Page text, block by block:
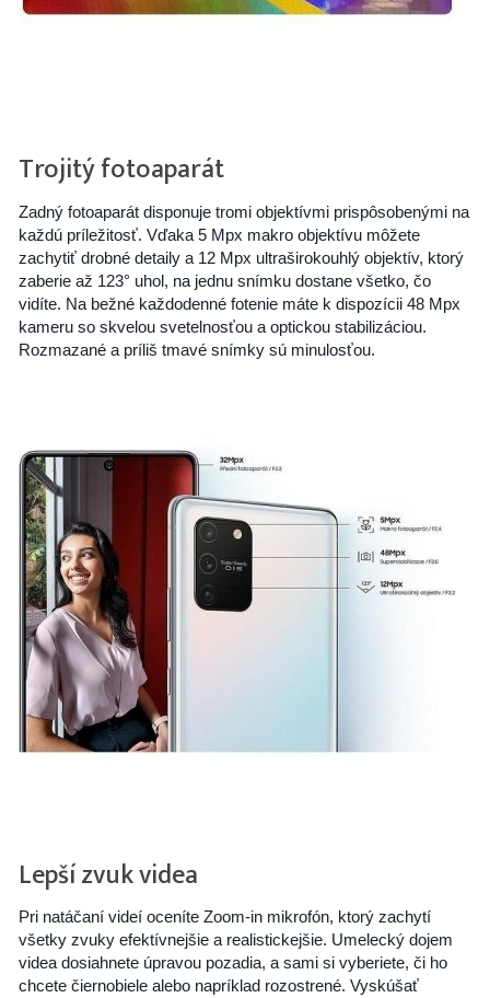
Trojitý fotoaparát
Zadný fotoaparát disponuje tromi objektívmi prispôsobenými na
každú príležitosť. Vďaka 5 Mpx makro objektívu môžete
zachytiť drobné detaily a 12 Mpx ultraširokouhlý objektív, ktorý
zaberie až 123° uhol, na jednu snímku dostane všetko, čo
vidíte. Na bežné každodenné fotenie máte k dispozícii 48 Mpx
kameru so skvelou svetelnosťou a optickou stabilizáciou.
Rozmazané a príliš tmavé snímky sú minulosťou.
Lepší zvuk videa
Pri natáčaní videí oceníte Zoom-in mikrofón, ktorý zachytí
všetky zvuky efektívnejšie a realistickejšie. Umelecký dojem
videa dosiahnete úpravou pozadia, a sami si vyberiete, či ho
chcete čiernobiele alebo napríklad rozostrené. Vyskúšať